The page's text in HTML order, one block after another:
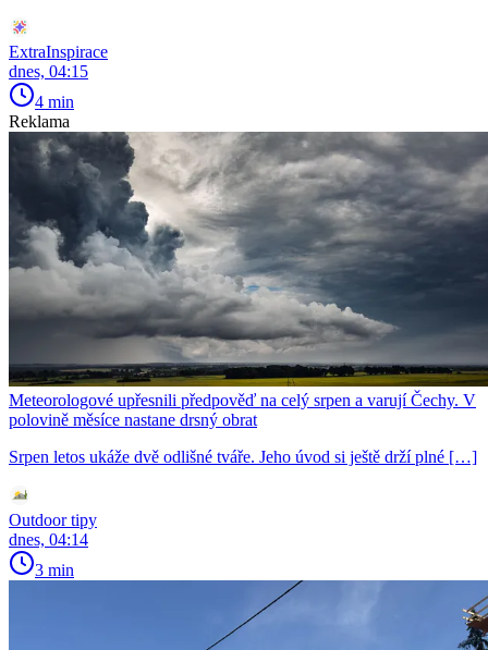
ExtraInspirace
dnes, 04:15
4 min
Reklama
Meteorologové upřesnili předpověď na celý srpen a varují Čechy. V
polovině měsíce nastane drsný obrat
Srpen letos ukáže dvě odlišné tváře. Jeho úvod si ještě drží plné […]
Outdoor tipy
dnes, 04:14
3 min